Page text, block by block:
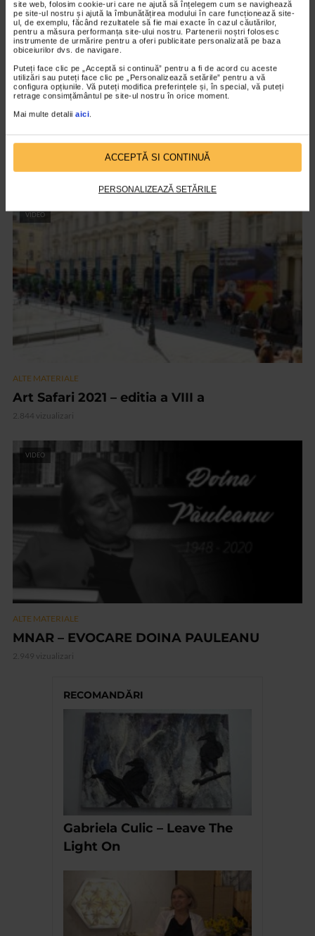
site web, folosim cookie-uri care ne ajută să înțelegem cum se navighează
pe site-ul nostru și ajută la îmbunătățirea modului în care funcționează site-
ul, de exemplu, făcând rezultatele să fie mai exacte în cazul căutărilor,
pentru a măsura performanța site-ului nostru. Partenerii noștri folosesc
instrumente de urmărire pentru a oferi publicitate personalizată pe baza
obiceiurilor dvs. de navigare.
Puteți face clic pe „Acceptă si continuă” pentru a fi de acord cu aceste
utilizări sau puteți face clic pe „Personalizează setările” pentru a vă
configura opțiunile. Vă puteți modifica preferințele și, în special, vă puteți
retrage consimțământul pe site-ul nostru în orice moment.
Mai multe detalii aici.
ACCEPTĂ SI CONTINUĂ
PERSONALIZEAZĂ SETĂRILE
ALTE MATERIALE
Maratonul de Poezie si Jazz 2023
1.611 vizualizari
VIDEO
ALTE MATERIALE
Art Safari 2021 – editia a VIII a
2.844 vizualizari
VIDEO
ALTE MATERIALE
MNAR – EVOCARE DOINA PAULEANU
2.949 vizualizari
RECOMANDĂRI
Gabriela Culic – Leave The
Light On